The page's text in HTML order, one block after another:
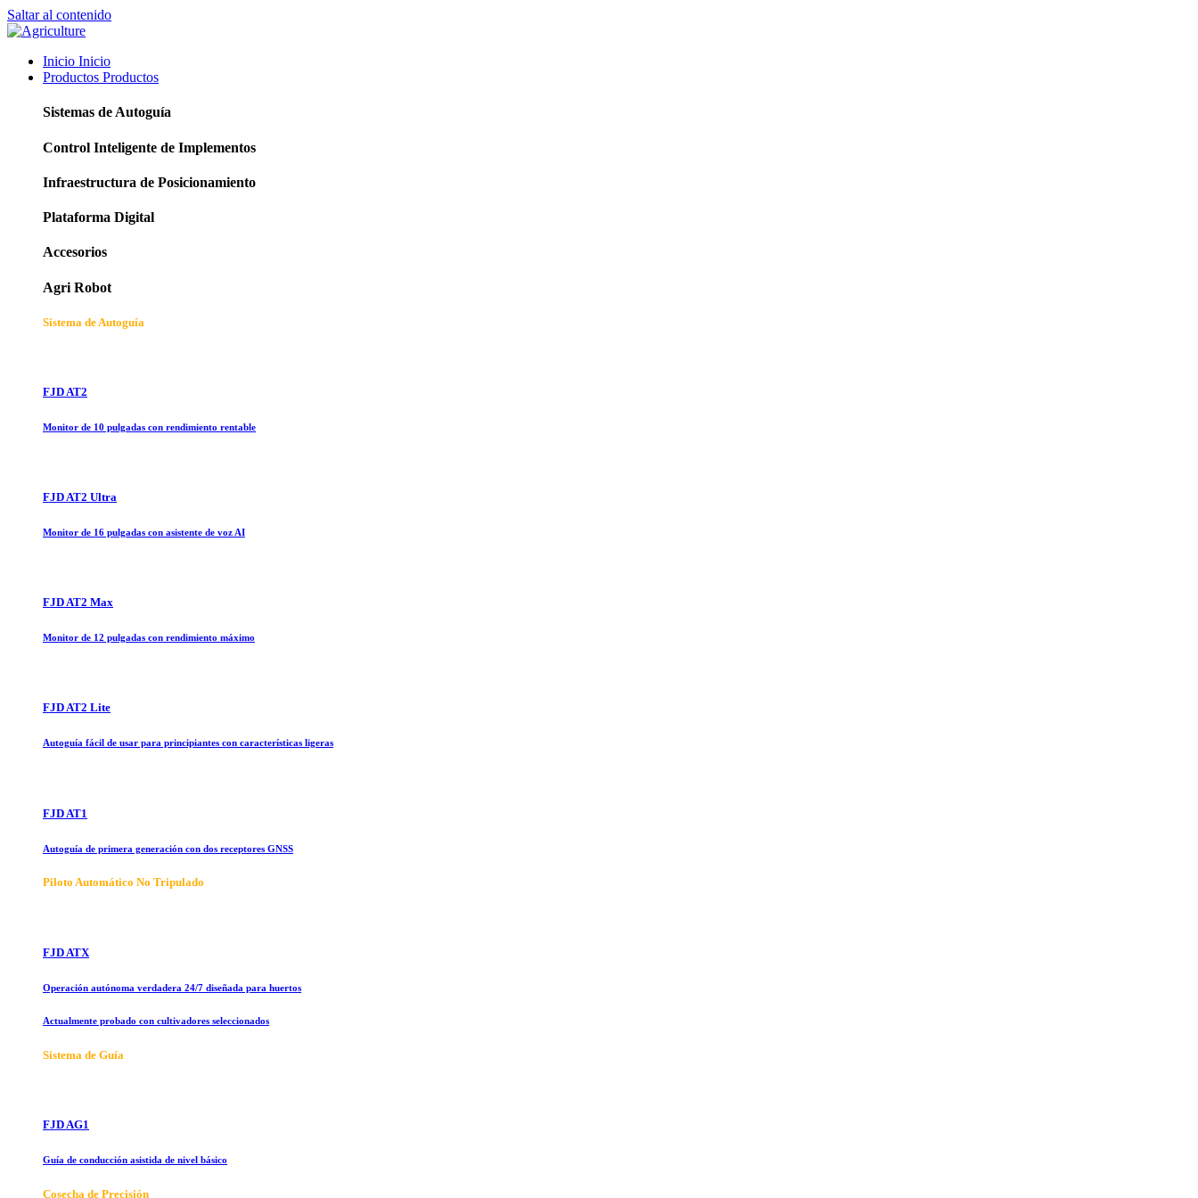
Saltar al contenido
Inicio Inicio
Productos Productos
Sistemas de Autoguía
Control Inteligente de Implementos
Infraestructura de Posicionamiento
Plataforma Digital
Accesorios
Agri Robot
Sistema de Autoguía
FJD AT2
Monitor de 10 pulgadas con rendimiento rentable
FJD AT2 Ultra
Monitor de 16 pulgadas con asistente de voz AI
FJD AT2 Max
Monitor de 12 pulgadas con rendimiento máximo
FJD AT2 Lite
Autoguía fácil de usar para principiantes con características ligeras
FJD AT1
Autoguía de primera generación con dos receptores GNSS
Piloto Automático No Tripulado
FJD ATX
Operación autónoma verdadera 24/7 diseñada para huertos
Actualmente probado con cultivadores seleccionados
Sistema de Guía
FJD AG1
Guía de conducción asistida de nivel básico
Cosecha de Precisión